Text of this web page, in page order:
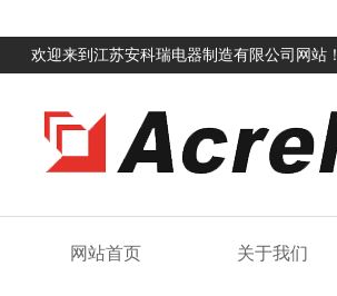
欢迎来到江苏安科瑞电器制造有限公司网站！
网站首页 关于我们